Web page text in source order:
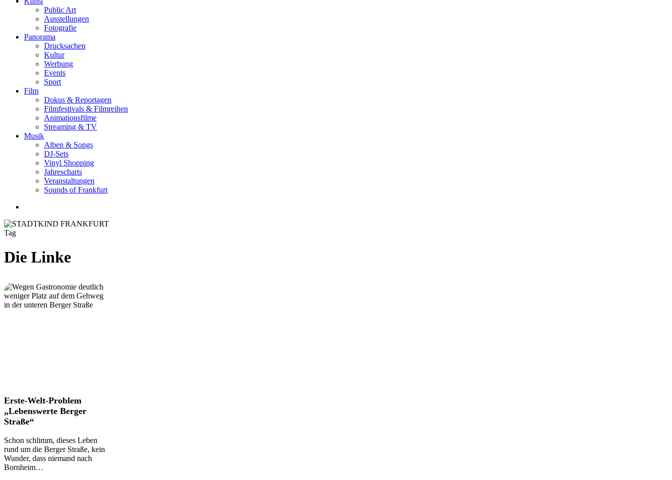
Public Art
Ausstellungen
Fotografie
Panorama
Drucksachen
Kultur
Werbung
Events
Sport
Film
Dokus & Reportagen
Filmfestivals & Filmreihen
Animationsfilme
Streaming & TV
Musik
Alben & Songs
DJ-Sets
Vinyl Shopping
Jahrescharts
Veranstaltungen
Sounds of Frankfurt
Tag
Die Linke
Erste-
Welt-
Problem
„Lebenswerte
Straße“
Erste-Welt-Problem
„Lebenswerte Berger
Straße“
Schon schlimm, dieses Leben
rund um die Berger Straße, kein
Wunder, dass niemand nach
Bornheim…